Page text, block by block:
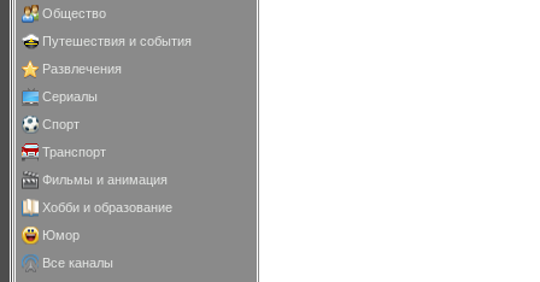
Общество
Путешествия и события
Развлечения
Сериалы
Спорт
Транспорт
Фильмы и анимация
Хобби и образование
Юмор
Все каналы